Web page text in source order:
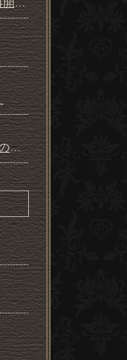
9月より土日祝のご新規様の受付一時停止のお知らせ